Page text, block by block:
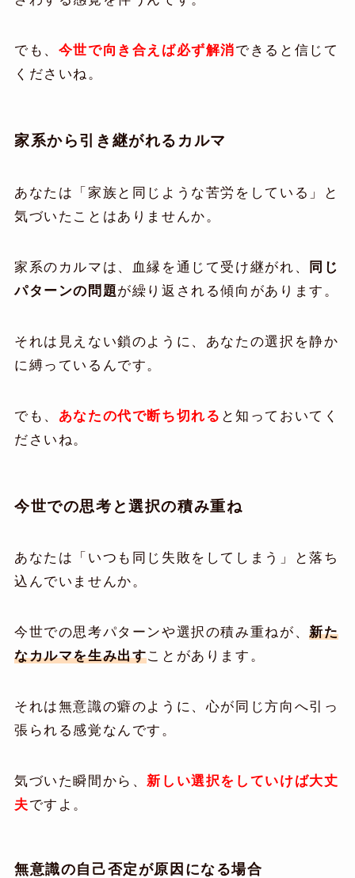
でも、 今世で向き合えば必ず解消できると信じて
くださいね。
家系から引き継がれるカルマ
あなたは「家族と同じような苦労をしている」と
気づいたことはありませんか。
家系のカルマは、血縁を通じて受け継がれ、
同じ
パターンの問題が繰り返される傾向があります。
それは見えない鎖のように、あなたの選択を静か
に縛っているんです。
でも、 あなたの代で断ち切れる と知っておいてく
ださいね。
今世での思考と選択の積み重ね
あなたは「いつも同じ失敗をしてしまう」と落ち
込んでいませんか。
今世での思考パターンや選択の積み重ねが、新た
なカルマを生み出すことがあります。
それは無意識の癖のように、心が同じ方向へ引っ
張られる感覚なんです。
気づいた瞬間から、新しい選択をしていけば大丈
夫ですよ。
無意識の自己否定が原因になる場合